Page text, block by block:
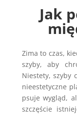
Jak
Zima to czas,
szyby, aby
Niestety, szyby
nieestetyczne
psuje wygląd,
szczęście